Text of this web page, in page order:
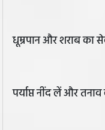
धूम्रपान और शराब का
पर्याप्त नींद लें और